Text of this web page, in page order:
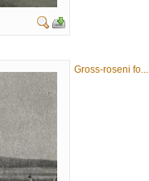
Gross-roseni fo...